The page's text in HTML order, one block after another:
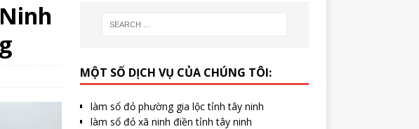
MỘT SỐ DỊCH VỤ CỦA CHÚNG TÔI:
làm sổ đỏ phường gia lộc tỉnh tây ninh
làm sổ đỏ xã ninh điền tỉnh tây ninh